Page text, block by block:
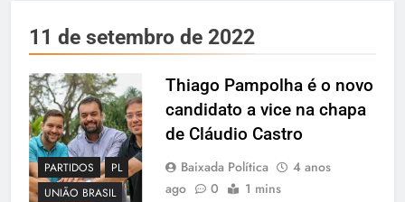
11 de setembro de 2022
PARTIDOS
PL
UNIÃO BRASIL
Thiago Pampolha é o novo
candidato a vice na chapa
de Cláudio Castro
Baixada Política
4 anos
ago
0 1 mins